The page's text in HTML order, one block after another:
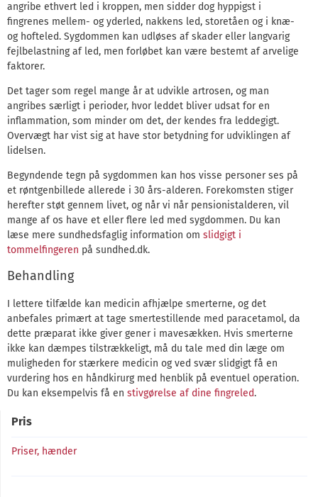
angribe ethvert led i kroppen, men sidder dog hyppigst i
fingrenes mellem- og yderled, nakkens led, storetåen og i knæ-
og hofteled. Sygdommen kan udløses af skader eller langvarig
fejlbelastning af led, men forløbet kan være bestemt af arvelige
faktorer.
Det tager som regel mange år at udvikle artrosen, og man
angribes særligt i perioder, hvor leddet bliver udsat for en
inflammation, som minder om det, der kendes fra leddegigt.
Overvægt har vist sig at have stor betydning for udviklingen af
lidelsen.
Begyndende tegn på sygdommen kan hos visse personer ses på
et røntgenbillede allerede i 30 års-alderen. Forekomsten stiger
herefter støt gennem livet, og når vi når pensionistalderen, vil
mange af os have et eller flere led med sygdommen. Du kan
læse mere sundhedsfaglig information om slidgigt i
tommelfingeren på sundhed.dk.
Behandling
I lettere tilfælde kan medicin afhjælpe smerterne, og det
anbefales primært at tage smertestillende med paracetamol, da
dette præparat ikke giver gener i mavesækken. Hvis smerterne
ikke kan dæmpes tilstrækkeligt, må du tale med din læge om
muligheden for stærkere medicin og ved svær slidgigt få en
vurdering hos en håndkirurg med henblik på eventuel operation.
Du kan eksempelvis få en stivgørelse af dine fingreled.
Pris
Priser, hænder